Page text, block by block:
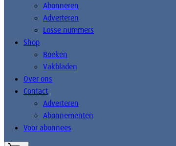
Abonneren
Adverteren
Losse nummers
Shop
Boeken
Vakbladen
Over ons
Contact
Adverteren
Abonnementen
Voor abonnees